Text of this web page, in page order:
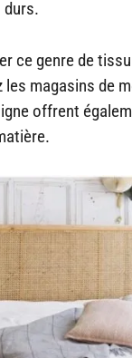
durs.
ce genre de
magasins de
offrent